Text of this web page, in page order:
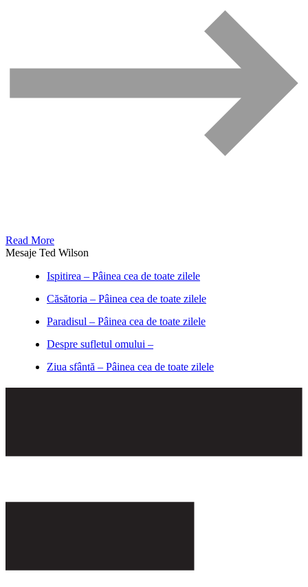
Read More
Mesaje Ted Wilson
Ispitirea – Pâinea cea de toate zilele
Căsătoria – Pâinea cea de toate zilele
Paradisul – Pâinea cea de toate zilele
Despre sufletul omului –
Ziua sfântă – Pâinea cea de toate zilele